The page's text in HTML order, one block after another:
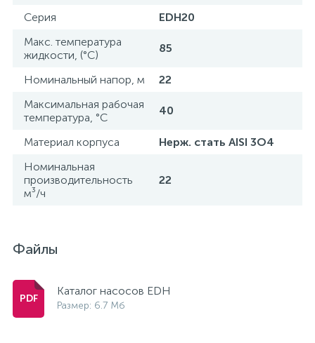
Серия
EDH20
Макс. температура
жидкости, (°С)
85
Номинальный напор, м
22
Максимальная рабочая
температура, °С
40
Материал корпуса
Нерж. стать AISI 3O4
Номинальная
производительность
м³/ч
22
Файлы
Каталог насосов EDH
Размер: 6.7 Мб